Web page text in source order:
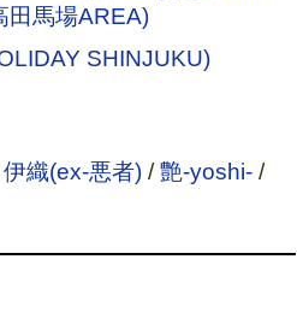
田馬場AREA)
SHINJUKU)
伊織(ex-悪者)/艶-yoshi-/